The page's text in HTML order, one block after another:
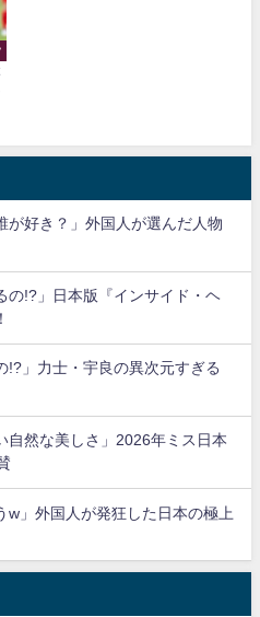
が好き？」外国人が選んだ人物
の!?」日本版『インサイド・ヘ
!?」力士・宇良の異次元すぎる
自然な美しさ」2026年ミス日本
w」外国人が発狂した日本の極上